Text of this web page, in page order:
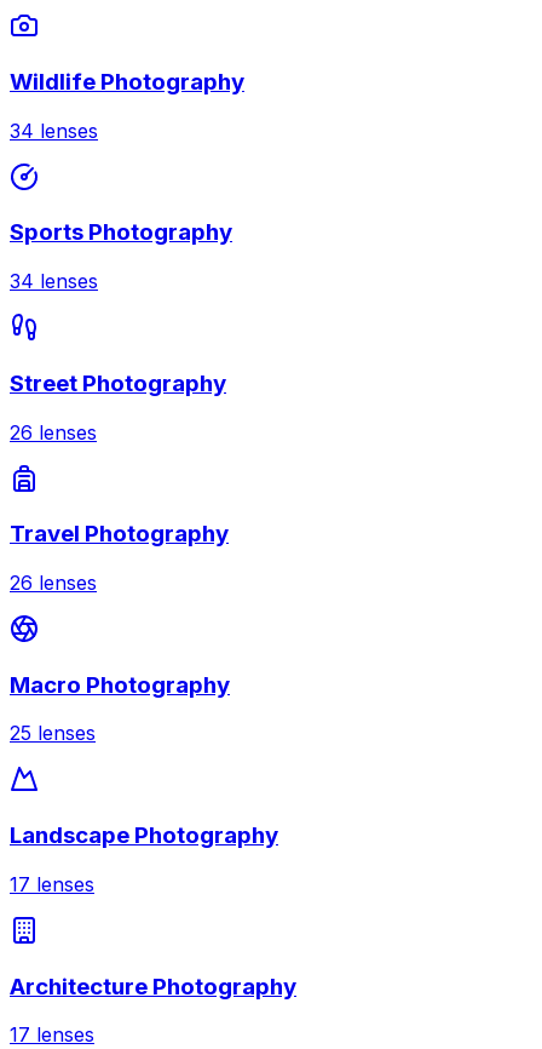
Wildlife Photography
34 lenses
Sports Photography
34 lenses
Street Photography
26 lenses
Travel Photography
26 lenses
Macro Photography
25 lenses
Landscape Photography
17 lenses
Architecture Photography
17 lenses